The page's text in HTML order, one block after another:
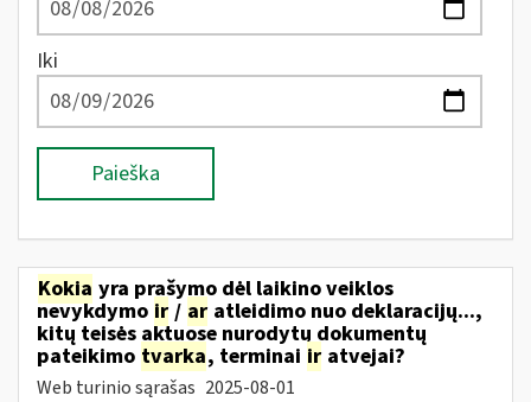
Iki
Paieška
Kokia yra prašymo dėl laikino veiklos
nevykdymo ir / ar atleidimo nuo deklaracijų...,
kitų teisės aktuose nurodytų dokumentų
pateikimo tvarka, terminai ir atvejai?
Web turinio sąrašas 2025-08-01